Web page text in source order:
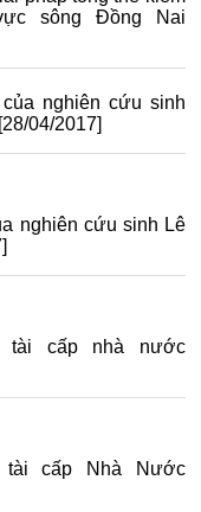
sông Đồng Nai
nghiên cứu sinh
[28/04/2017]
nghiên cứu sinh Lê
tài cấp nhà nước
tài cấp Nhà Nước